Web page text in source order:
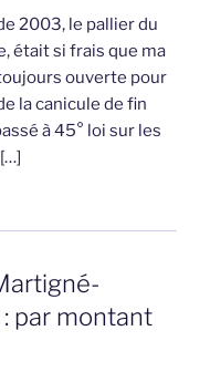
2003, le pallier du
était si frais que ma
ouverte pour
la canicule de fin
à 45° loi sur les
par montant